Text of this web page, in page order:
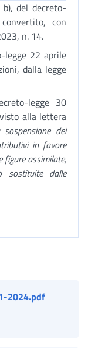
del decreto-
con
n. 14.
legge 22 aprile
dalla legge
legge 30
alla lettera
dei
in favore
figure assimilate,
sostituite dalle
2024.pdf